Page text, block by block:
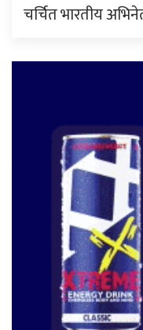
चर्चित भारतीय